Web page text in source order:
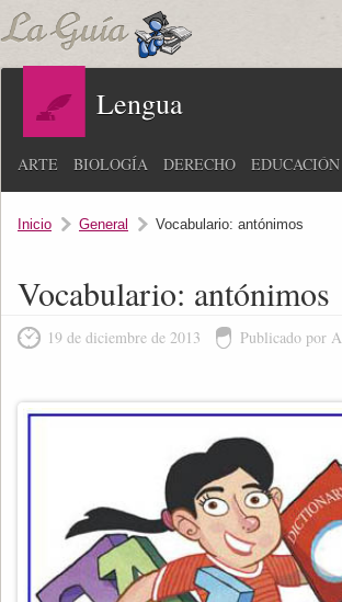
Lengua
ARTE BIOLOGÍA DERECHO EDUCACIÓN
Inicio General Vocabulario: antónimos
Vocabulario: antónimos
19 de diciembre de 2013 Publicado por